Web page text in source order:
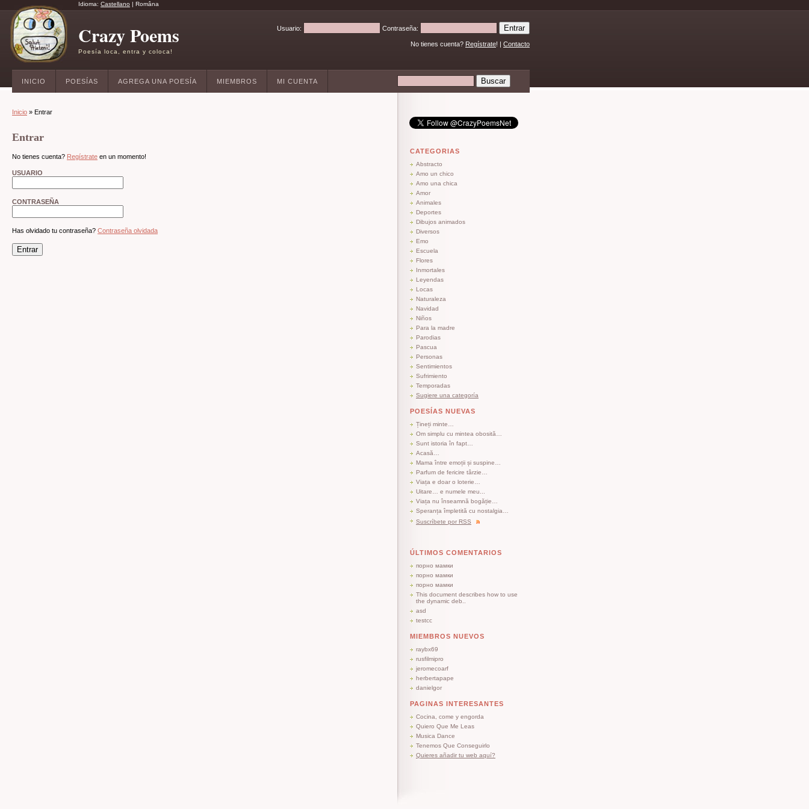
Idioma: Castellano | Româna
Crazy Poems
Poesía loca, entra y coloca!
Usuario: Contraseña:
No tienes cuenta? Regístrate! | Contacto
INICIO POESÍAS AGREGA UNA POESÍA MIEMBROS MI CUENTA
Inicio » Entrar
Entrar
No tienes cuenta? Regístrate en un momento!
USUARIO
CONTRASEÑA
Has olvidado tu contraseña? Contraseña olvidada
CATEGORIAS
Abstracto
Amo un chico
Amo una chica
Amor
Animales
Deportes
Dibujos animados
Diversos
Emo
Escuela
Flores
Inmortales
Leyendas
Locas
Naturaleza
Navidad
Niños
Para la madre
Parodias
Pascua
Personas
Sentimientos
Sufrimiento
Temporadas
Sugiere una categoría
POESÍAS NUEVAS
Țineți minte…
Om simplu cu mintea obosită…
Sunt istoria în fapt…
Acasă…
Mama între emoții și suspine…
Parfum de fericire târzie…
Viața e doar o loterie…
Uitare… e numele meu...
Viața nu înseamnă bogăție…
Speranța împletită cu nostalgia…
Suscríbete por RSS
ÚLTIMOS COMENTARIOS
порно мамки
порно мамки
порно мамки
This document describes how to use
the dynamic deb..
asd
testcc
MIEMBROS NUEVOS
raybx69
rusfilmipro
jeromecoarf
herbertapape
danielgor
PAGINAS INTERESANTES
Cocina, come y engorda
Quiero Que Me Leas
Musica Dance
Tenemos Que Conseguirlo
Quieres añadir tu web aquí?